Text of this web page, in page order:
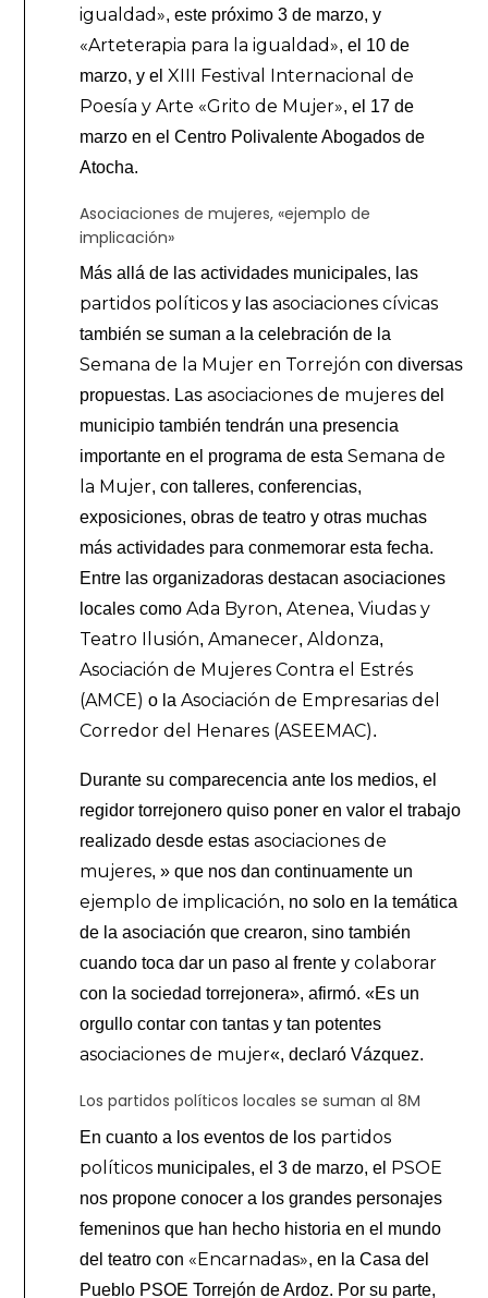
igualdad», este próximo 3 de marzo, y
«Arteterapia para la igualdad», el 10 de
marzo, y el XIII Festival Internacional de
Poesía y Arte «Grito de Mujer», el 17 de
marzo en el Centro Polivalente Abogados de
Atocha.
Asociaciones de mujeres, «ejemplo de
implicación»
Más allá de las actividades municipales, las
partidos políticos y las asociaciones cívicas
también se suman a la celebración de la
Semana de la Mujer en Torrejóncon diversas
propuestas. Lasasociaciones de mujeres del
municipio también tendrán una presencia
importante en el programa de estaSemana de
la Mujer, con talleres, conferencias,
exposiciones, obras de teatro y otras muchas
más actividades para conmemorar esta fecha.
Entre las organizadoras destacan asociaciones
locales comoAda Byron,Atenea,Viudas y
Teatro Ilusión,Amanecer,Aldonza,
Asociación de Mujeres Contra el Estrés
(AMCE) o laAsociación de Empresarias del
Corredor del Henares (ASEEMAC).
Durante su comparecencia ante los medios, el
regidor torrejonero quiso poner en valor el trabajo
realizado desde estas asociaciones de
mujeres, » que nos dan continuamente un
ejemplo de implicación, no solo en la temática
de la asociación que crearon, sino también
cuando toca dar un paso al frente y colaborar
con la sociedad torrejonera», afirmó. «Es un
orgullo contar con tantas y tan potentes
asociaciones de mujer«, declaró Vázquez.
Los partidos políticos locales se suman al 8M
En cuanto a los eventos de los partidos
políticos municipales, el 3 de marzo, el PSOE
nos propone conocer a los grandes personajes
femeninos que han hecho historia en el mundo
del teatro con «Encarnadas», en la Casa del
Pueblo PSOE Torrejón de Ardoz. Por su parte,